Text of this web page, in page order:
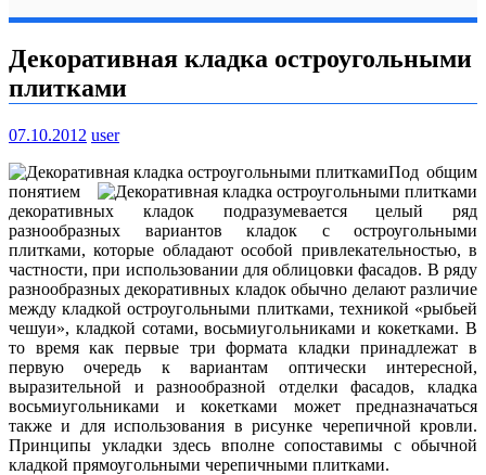
Декоративная кладка остроугольными
плитками
07.10.2012 user
Под общим
понятием
декоративных кладок подразумевается целый ряд
разнообразных вариантов кладок с остроугольными
плитками, которые обладают особой привлекательностью, в
частности, при использовании для облицовки фасадов. В ряду
разнообразных декоративных кладок обычно делают различие
между кладкой остроугольными плитками, техникой «рыбьей
чешуи», кладкой сотами, восьмиугольниками и кокетками. В
то время как первые три формата кладки принадлежат в
первую очередь к вариантам оптически интересной,
выразительной и разнообразной отделки фасадов, кладка
восьмиугольниками и кокетками может предназначаться
также и для использования в рисунке черепичной кровли.
Принципы укладки здесь вполне сопоставимы с обычной
кладкой прямоугольными черепичными плитками.